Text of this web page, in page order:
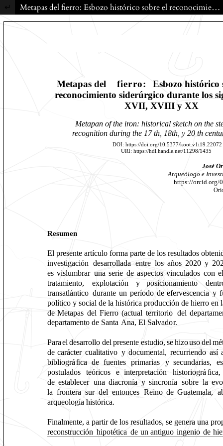
Volver a los detalles del artículo Metapas del fierro: Esbozo histórico sobre el reconocimiento siderúrgico durante los siglos XVII, XVIII y XX